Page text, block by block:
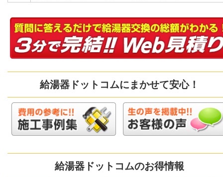
給湯器ドットコムにまかせて安心！
給湯器ドットコムのお得情報